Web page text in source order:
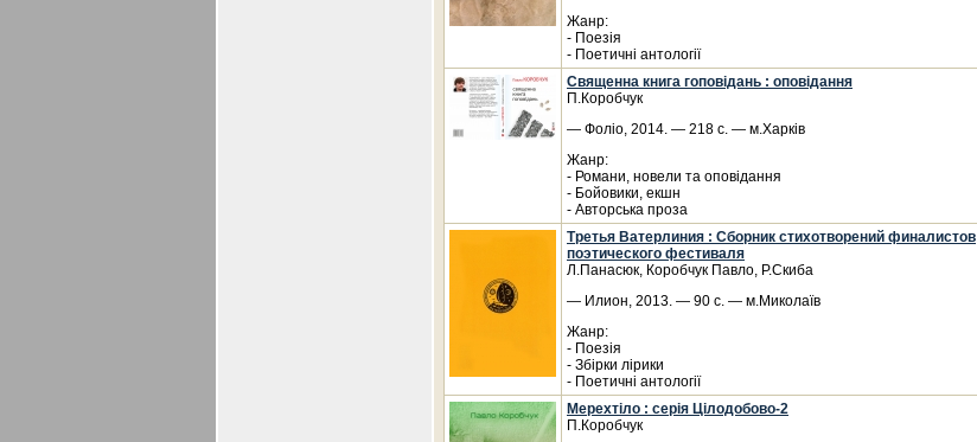
Жанр:
- Поезія
- Поетичні антології
Священна книга гоповідань : оповідання
П.Коробчук
— Фоліо, 2014. — 218 с. — м.Харків
Жанр:
- Романи, новели та оповідання
- Бойовики, екшн
- Авторська проза
Третья Ватерлиния : Сборник стихотворений финалистов
поэтического фестиваля
Л.Панасюк, Коробчук Павло, Р.Скиба
— Илион, 2013. — 90 с. — м.Миколаїв
Жанр:
- Поезія
- Збірки лірики
- Поетичні антології
Мерехтіло : серія Цілодобово-2
П.Коробчук